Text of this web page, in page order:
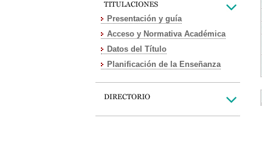
Presentación y guía
Acceso y Normativa Académica
Datos del Título
Planificación de la Enseñanza